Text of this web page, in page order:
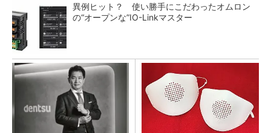
異例ヒット？ 使い勝手にこだわったオムロン
の“オープンな”IO-Linkマスター